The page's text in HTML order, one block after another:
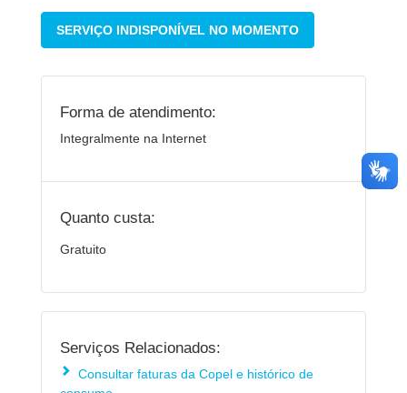
SERVIÇO INDISPONÍVEL NO MOMENTO
Forma de atendimento:
Integralmente na Internet
Quanto custa:
Gratuito
Serviços Relacionados:
Consultar faturas da Copel e histórico de